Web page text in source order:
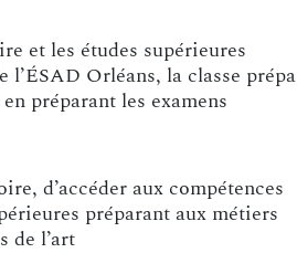
et les études supérieures
l’ÉSAD Orléans, la classe prépa
préparant les examens
d’accéder aux compétences
préparant aux métiers
de l’art